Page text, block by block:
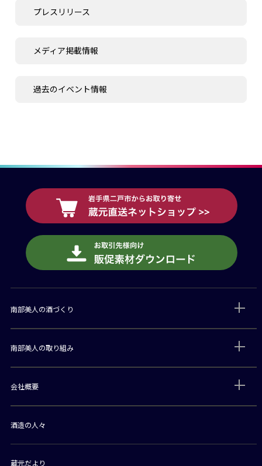
プレスリリース
メディア掲載情報
過去のイベント情報
南部美人の酒づくり
南部美人の取り組み
会社概要
酒造の人々
蔵元だより